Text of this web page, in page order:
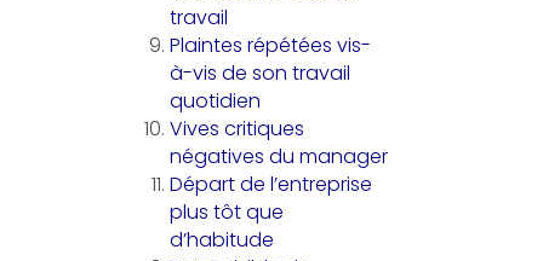
travail
Plaintes répétées vis-
à-vis de son travail
quotidien
Vives critiques
négatives du manager
Départ de l’entreprise
plus tôt que
d’habitude